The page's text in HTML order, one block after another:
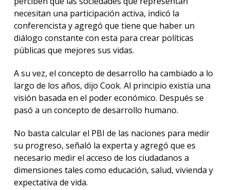
necesitan una participación activa, indicó la
conferencista y agregó que tiene que haber un
diálogo constante con esta para crear políticas
públicas que mejores sus vidas.
A su vez, el concepto de desarrollo ha cambiado a lo
largo de los años, dijo Cook. Al principio existía una
visión basada en el poder económico. Después se
pasó a un concepto de desarrollo humano.
No basta calcular el PBI de las naciones para medir
su progreso, señaló la experta y agregó que es
necesario medir el acceso de los ciudadanos a
dimensiones tales como educación, salud, vivienda y
expectativa de vida.